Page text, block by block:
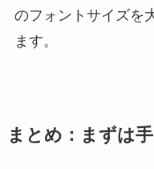
のフォントサイズを
ます。
まとめ：まずは